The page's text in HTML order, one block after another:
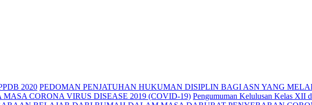
2020 PEDOMAN PENJATUHAN HUKUMAN DISIPLIN BAGI ASN YANG
CORONA VIRUS DISEASE 2019 (COVID-19) Pengumuman Kelulusan Kelas XII